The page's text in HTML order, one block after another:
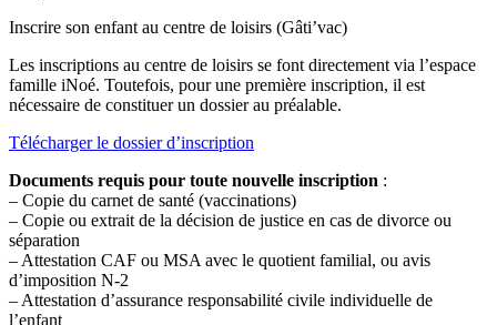
Inscrire son enfant au centre de loisirs (Gâti’vac)
Les inscriptions au centre de loisirs se font directement via l’espace
famille iNoé. Toutefois, pour une première inscription, il est
nécessaire de constituer un dossier au préalable.
Télécharger le dossier d’inscription
Documents requis pour toute nouvelle inscription :
– Copie du carnet de santé (vaccinations)
– Copie ou extrait de la décision de justice en cas de divorce ou
séparation
– Attestation CAF ou MSA avec le quotient familial, ou avis
d’imposition N-2
– Attestation d’assurance responsabilité civile individuelle de
l’enfant